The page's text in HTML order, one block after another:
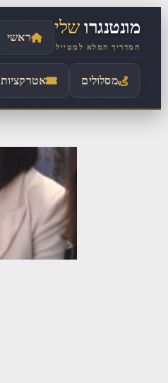
לתוכן
מונטנגרושלי
המדריך המלא למטייל
ראשי
מסלולים אטרקציות